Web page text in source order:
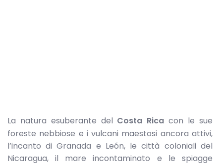
La natura esuberante del Costa Rica con le sue
foreste nebbiose e i vulcani maestosi ancora attivi,
l’incanto di Granada e León, le città coloniali del
Nicaragua, il mare incontaminato e le spiagge